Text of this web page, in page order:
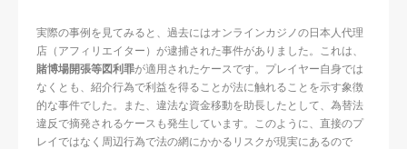
実際の事例を見てみると、過去にはオンラインカジノの日本人代理
店（アフィリエイター）が逮捕された事件がありました。これは、
賭博場開張等図利罪が適用されたケースです。プレイヤー自身では
なくとも、紹介行為で利益を得ることが法に触れることを示す象徴
的な事件でした。また、違法な資金移動を助長したとして、為替法
違反で摘発されるケースも発生しています。このように、直接のプ
レイではなく周辺行為で法の網にかかるリスクが現実にあるので